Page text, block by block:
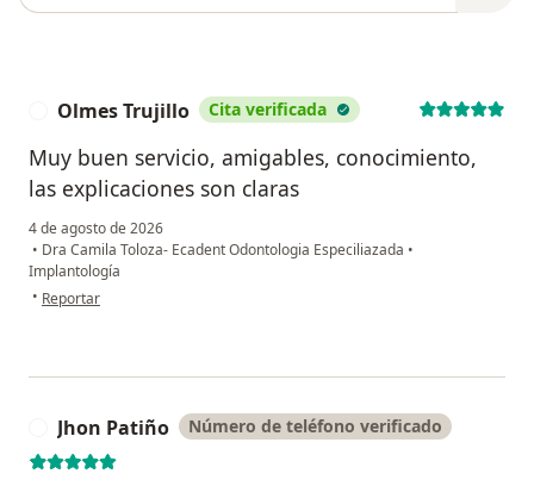
Olmes Trujillo Cita verificada
Muy buen servicio, amigables, conocimiento,
las explicaciones son claras
4 de agosto de 2026
• Dra Camila Toloza- Ecadent Odontologia Especiliazada •
Implantología
• en opinión del usuario Olmes Trujillo
Reportar
Jhon Patiño Número de teléfono verificado